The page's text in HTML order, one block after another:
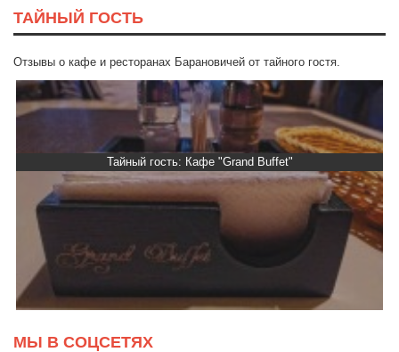
ТАЙНЫЙ ГОСТЬ
Отзывы о кафе и ресторанах Барановичей от тайного гостя.
Тайный гость: Кафе "Grand Buffet"
МЫ В СОЦСЕТЯХ